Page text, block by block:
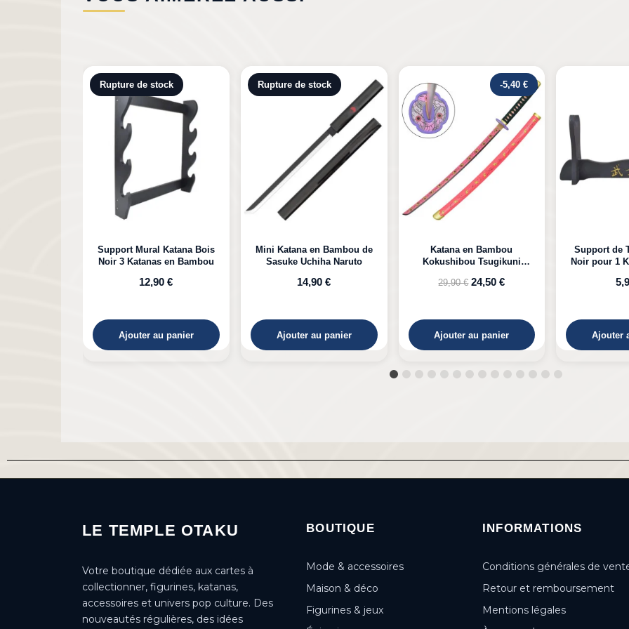
Rupture de stock
Mini Katana en Bambou de
Sasuke Uchiha Naruto
14,90 €
Ajouter au panier
-5,40 €
Katana en Bambou
Kokushibou Tsugikuni
29,90 € 24,50 €
Ajouter au panier
Support de Table en Bois
Noir pour 1 Katana à Poser
5,99 €
Ajouter au panier
Katana LED
Kyojuro
Ajouter
LE TEMPLE OTAKU
Votre boutique dédiée aux cartes à
collectionner, figurines, katanas,
accessoires et univers pop culture. Des
nouveautés régulières, des idées
BOUTIQUE
Mode & accessoires
Maison & déco
Figurines & jeux
INFORMATIONS
Conditions générales de
Retour et remboursement
Mentions légales